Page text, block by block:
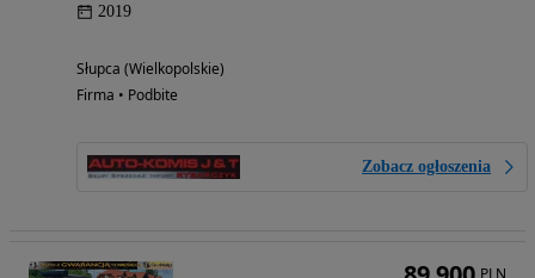
2019
Słupca (Wielkopolskie)
Firma • Podbite
Zobacz ogłoszenia
PLN